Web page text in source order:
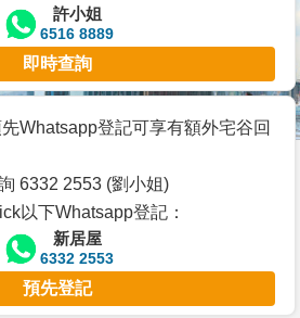
許小姐
6516 8889
即時查詢
Whatsapp登記可享有額外宅谷回
6332 2553 (劉小姐)
以下Whatsapp登記：
新居屋
6332 2553
預先登記